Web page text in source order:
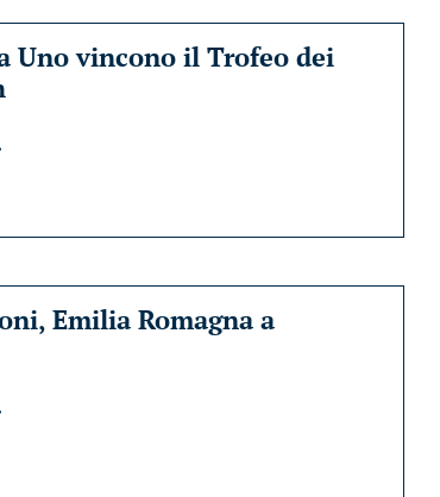
Uno vincono il Trofeo dei
Emilia Romagna a